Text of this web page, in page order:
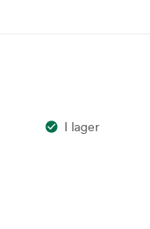
I lager